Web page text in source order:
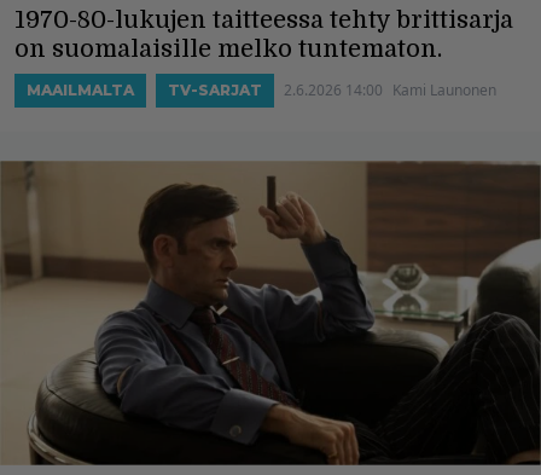
1970-80-lukujen taitteessa tehty brittisarja
on suomalaisille melko tuntematon.
MAAILMALTA TV-SARJAT 2.6.2026 14:00 Kami Launonen